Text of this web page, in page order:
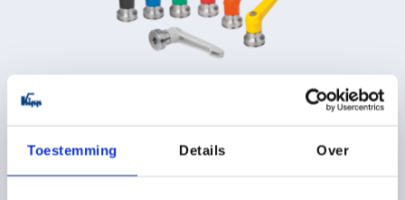
Toestemming Details Over
Klemhefboom kunststof met inwendige draad en
spankrachtversterker, schroefdraadinsert rvs